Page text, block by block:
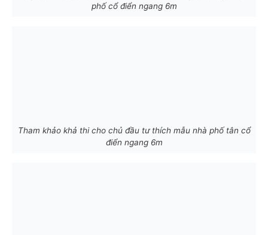
phố cổ điển ngang 6m
Tham khảo khả thi cho chủ đầu tư thích mẫu nhà phố tân cổ
điển ngang 6m